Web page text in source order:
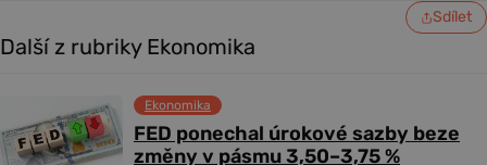
Sdílet
Další z rubriky Ekonomika
FED ponechal úrokové sazby beze
změny v pásmu 3,50–3,75 %
Ekonomika